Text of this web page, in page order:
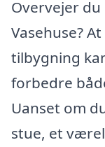
Overvejer
Vasehuse?
tilbygning
forbedre
Uanset om
stue, et